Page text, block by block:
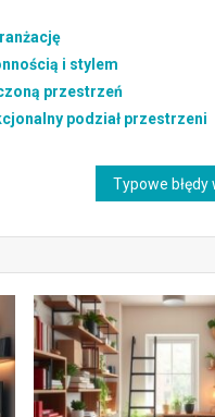
i stylem
przestrzeń
podział przestrzeni